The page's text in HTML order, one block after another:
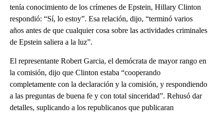
tenía conocimiento de los crímenes de Epstein, Hillary Clinton
respondió: “Sí, lo estoy”. Esa relación, dijo, “terminó varios
años antes de que cualquier cosa sobre las actividades criminales
de Epstein saliera a la luz”.
El representante Robert Garcia, el demócrata de mayor rango en
la comisión, dijo que Clinton estaba “cooperando
completamente con la declaración y la comisión, y respondiendo
a las preguntas de buena fe y con total sinceridad”. Rehusó dar
detalles, suplicando a los republicanos que publicaran